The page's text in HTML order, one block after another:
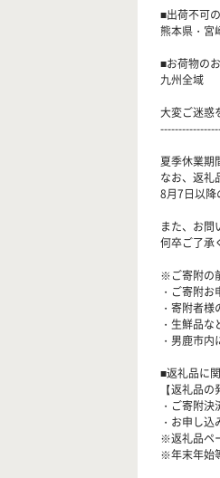
■出荷不可
熊本県・宮
■お荷物の
九州全域
大変ご迷惑
夏季休業期
なお、返礼
8月7日以降
また、お問
何卒ご了承
※ご寄附の
・ご寄附
・寄附者
・生鮮品
・男鹿市
■返礼品に
【返礼品の
・ご寄附
・お申し
※返礼品ペ
※年末年始